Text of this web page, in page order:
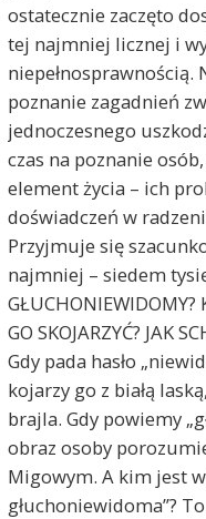
ostatecznie zaczęto
tej najmniej licznej i
niepełnosprawnością.
poznanie zagadnień
jednoczesnego
czas na poznanie
element życia – ich
doświadczeń w
Przyjmuje się
najmniej – siedem
GŁUCHONIEWIDOMY?
GO SKOJARZYĆ? JAK
Gdy pada hasło
kojarzy go z białą
brajla. Gdy powiemy
obraz osoby
Migowym. A kim jest
głuchoniewidoma”?